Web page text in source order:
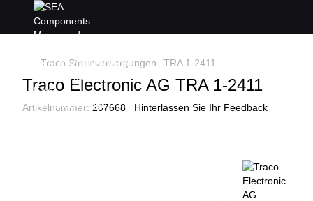
Traco Stromversorgungen TRA 1-2411
Traco Electronic AG TRA 1-2411
Artikelnummer: 207668 Hinterlassen Sie Ihr Feedback